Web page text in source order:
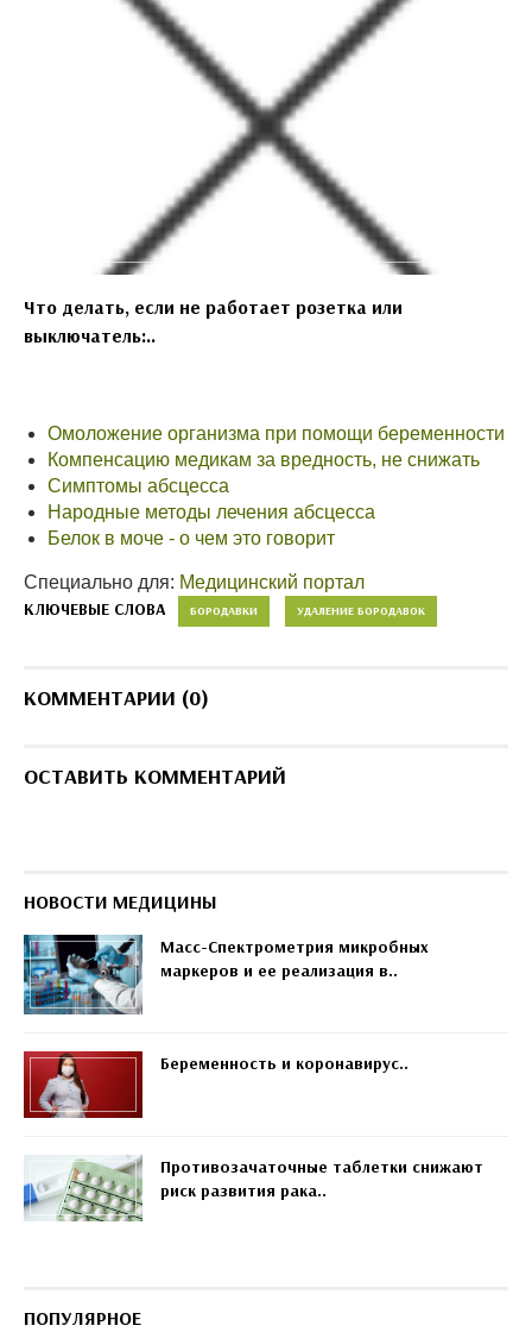
Что делать, если не работает розетка или
выключатель:..
Омоложение организма при помощи беременности
Компенсацию медикам за вредность, не снижать
Симптомы абсцесса
Народные методы лечения абсцесса
Белок в моче - о чем это говорит
Специально для: Медицинский портал
КЛЮЧЕВЫЕ СЛОВА БОРОДАВКИ УДАЛЕНИЕ БОРОДАВОК
КОММЕНТАРИИ (0)
ОСТАВИТЬ КОММЕНТАРИЙ
НОВОСТИ МЕДИЦИНЫ
Масс-Спектрометрия микробных
маркеров и ее реализация в..
Беременность и коронавирус..
Противозачаточные таблетки снижают
риск развития рака..
ПОПУЛЯРНОЕ